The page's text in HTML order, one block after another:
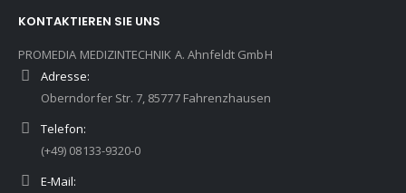
KONTAKTIEREN SIE UNS
PROMEDIA MEDIZINTECHNIK A. Ahnfeldt GmbH
Adresse:
Oberndorfer Str. 7, 85777 Fahrenzhausen
Telefon:
(+49) 08133-9320-0
E-Mail: